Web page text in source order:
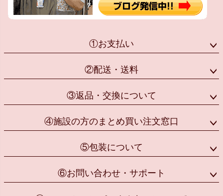
①お支払い
②配送・送料
③返品・交換について
④施設の方のまとめ買い注文窓口
⑤包装について
⑥お問い合わせ・サポート